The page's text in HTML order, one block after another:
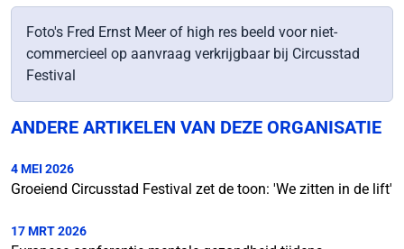
Foto's Fred Ernst Meer of high res beeld voor niet-
commercieel op aanvraag verkrijgbaar bij Circusstad
Festival
ANDERE ARTIKELEN VAN DEZE ORGANISATIE
4 MEI 2026
Groeiend Circusstad Festival zet de toon: 'We zitten in de lift'
17 MRT 2026